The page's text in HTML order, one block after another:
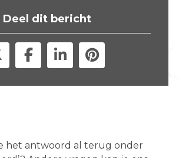
Deel dit bericht
het antwoord al terug onder